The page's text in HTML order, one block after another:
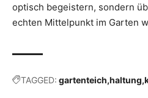
optisch begeistern, sondern
echten Mittelpunkt im Garten
TAGGED: gartenteich haltung